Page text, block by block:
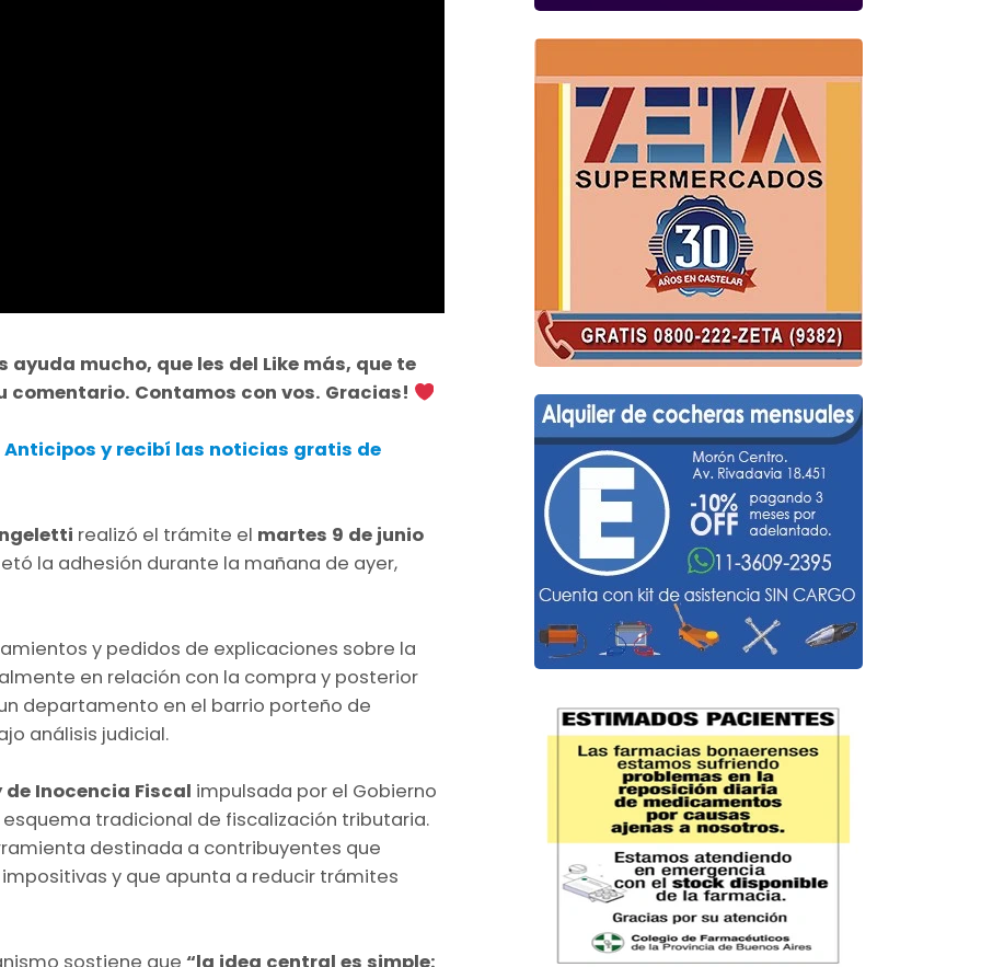
mucho, que les del Like más, que te
comentario. Contamos con vos. Gracias!
y recibí las noticias gratis de
realizó el trámite el martes 9 de junio
la adhesión durante la mañana de ayer,
y pedidos de explicaciones sobre la
en relación con la compra y posterior
departamento en el barrio porteño de
análisis judicial.
de Inocencia Fiscal impulsada por el Gobierno
tradicional de fiscalización tributaria.
destinada a contribuyentes que
y que apunta a reducir trámites
sostiene que “la idea central es simple: